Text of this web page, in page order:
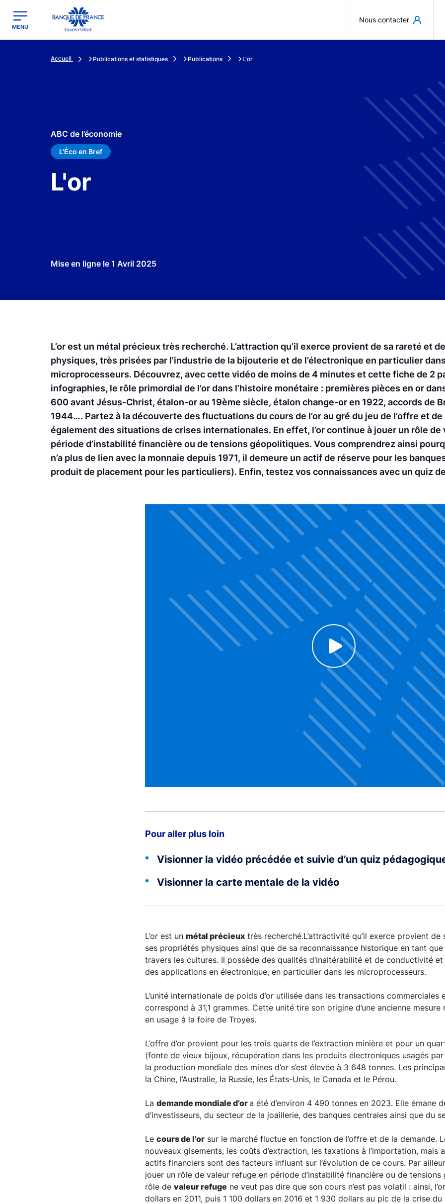
Banque de France - Menu Principal
MENU
Nous contacter
Accueil Publications et statistiques Publications L'or
ABC de l’économie
L'Éco en Bref
L'or
Mise en ligne le 1 Avril 2025
L’or est un métal précieux très recherché. L’attraction qu’il exerce provient de sa rareté et
physiques, très prisées par l’industrie de la bijouterie et de l’électronique en particulier
microprocesseurs. Découvrez, avec cette vidéo de moins de 4 minutes et cette fiche de 2
infographies, le rôle primordial de l’or dans l’histoire monétaire : premières pièces en or
600 avant Jésus-Christ, étalon-or au 19ème siècle, étalon change-or en 1922, accords de
1944…. Partez à la découverte des fluctuations du cours de l’or au gré du jeu de l’offre et de
également des situations de crises internationales. En effet, l’or continue à jouer un rôle de
période d’instabilité financière ou de tensions géopolitiques. Vous comprendrez ainsi
n’a plus de lien avec la monnaie depuis 1971, il demeure un actif de réserve pour les
produit de placement pour les particuliers). Enfin, testez vos connaissances avec un quiz
Voir la vidéo
Click to enable Youtube cookies and see content
Pour aller plus loin
Visionner la vidéo précédée et suivie d’un quiz
Visionner la carte mentale de la vidéo
L’or est un métal précieux très recherché.L’attractivité qu’il exerce provient de
ses propriétés physiques ainsi que de sa reconnaissance historique en tant
travers les cultures. Il possède des qualités d’inaltérabilité et de conductivité
des applications en électronique, en particulier dans les microprocesseurs.
L’unité internationale de poids d’or utilisée dans les transactions commerciales
correspond à 31,1 grammes. Cette unité tire son origine d’une ancienne
en usage à la foire de Troyes.
L’offre d’or provient pour les trois quarts de l’extraction minière et pour un
(fonte de vieux bijoux, récupération dans les produits électroniques usagés
la production mondiale des mines d’or s’est élevée à 3 648 tonnes. Les
la Chine, l’Australie, la Russie, les États-Unis, le Canada et le Pérou.
La demande mondiale d’ora été d’environ 4 490 tonnes en 2023. Elle émane
d’investisseurs, du secteur de la joaillerie, des banques centrales ainsi que du
Le cours de l’or sur le marché fluctue en fonction de l’offre et de la demande.
nouveaux gisements, les coûts d’extraction, les taxations à l’importation, mais
actifs financiers sont des facteurs influant sur l’évolution de ce cours. Par
jouer un rôle de valeur refuge en période d’instabilité financière ou de
rôle de valeur refuge ne veut pas dire que son cours n’est pas volatil : ainsi,
dollars en 2011, puis 1 100 dollars en 2016 et 1 930 dollars au pic de la crise